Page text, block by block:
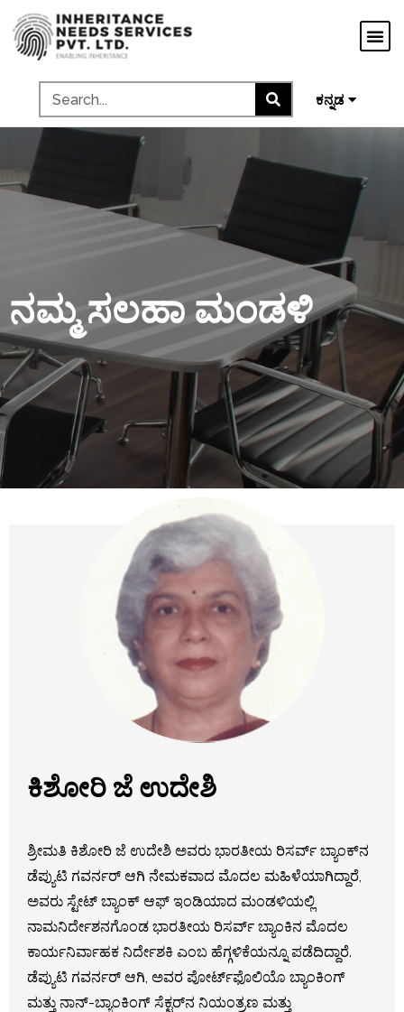
ಕನ್ನಡ
മലയാളം
ನಮ್ಮ ಸಲಹಾ ಮಂಡಳಿ
ಕಿಶೋರಿ ಜೆ ಉದೇಶಿ
ಶ್ರೀಮತಿ ಕಿಶೋರಿ ಜೆ ಉದೇಶಿ ಅವರು ಭಾರತೀಯ ರಿಸರ್ವ್ ಬ್ಯಾಂಕ್‌ನ
ಡೆಪ್ಯುಟಿ ಗವರ್ನರ್ ಆಗಿ ನೇಮಕವಾದ ಮೊದಲ ಮಹಿಳೆಯಾಗಿದ್ದಾರೆ,
ಅವರು ಸ್ಟೇಟ್ ಬ್ಯಾಂಕ್ ಆಫ್ ಇಂಡಿಯಾದ ಮಂಡಳಿಯಲ್ಲಿ
ನಾಮನಿರ್ದೇಶನಗೊಂಡ ಭಾರತೀಯ ರಿಸರ್ವ್ ಬ್ಯಾಂಕಿನ ಮೊದಲ
ಕಾರ್ಯನಿರ್ವಾಹಕ ನಿರ್ದೇಶಕಿ ಎಂಬ ಹೆಗ್ಗಳಿಕೆಯನ್ನೂ ಪಡೆದಿದ್ದಾರೆ.
ಡೆಪ್ಯುಟಿ ಗವರ್ನರ್ ಆಗಿ, ಅವರ ಪೋರ್ಟ್‌ಫೊಲಿಯೊ ಬ್ಯಾಂಕಿಂಗ್
ಮತ್ತು ನಾನ್-ಬ್ಯಾಂಕಿಂಗ್‌ ಸೆಕ್ಟರ್‌ನ ನಿಯಂತ್ರಣ ಮತ್ತು